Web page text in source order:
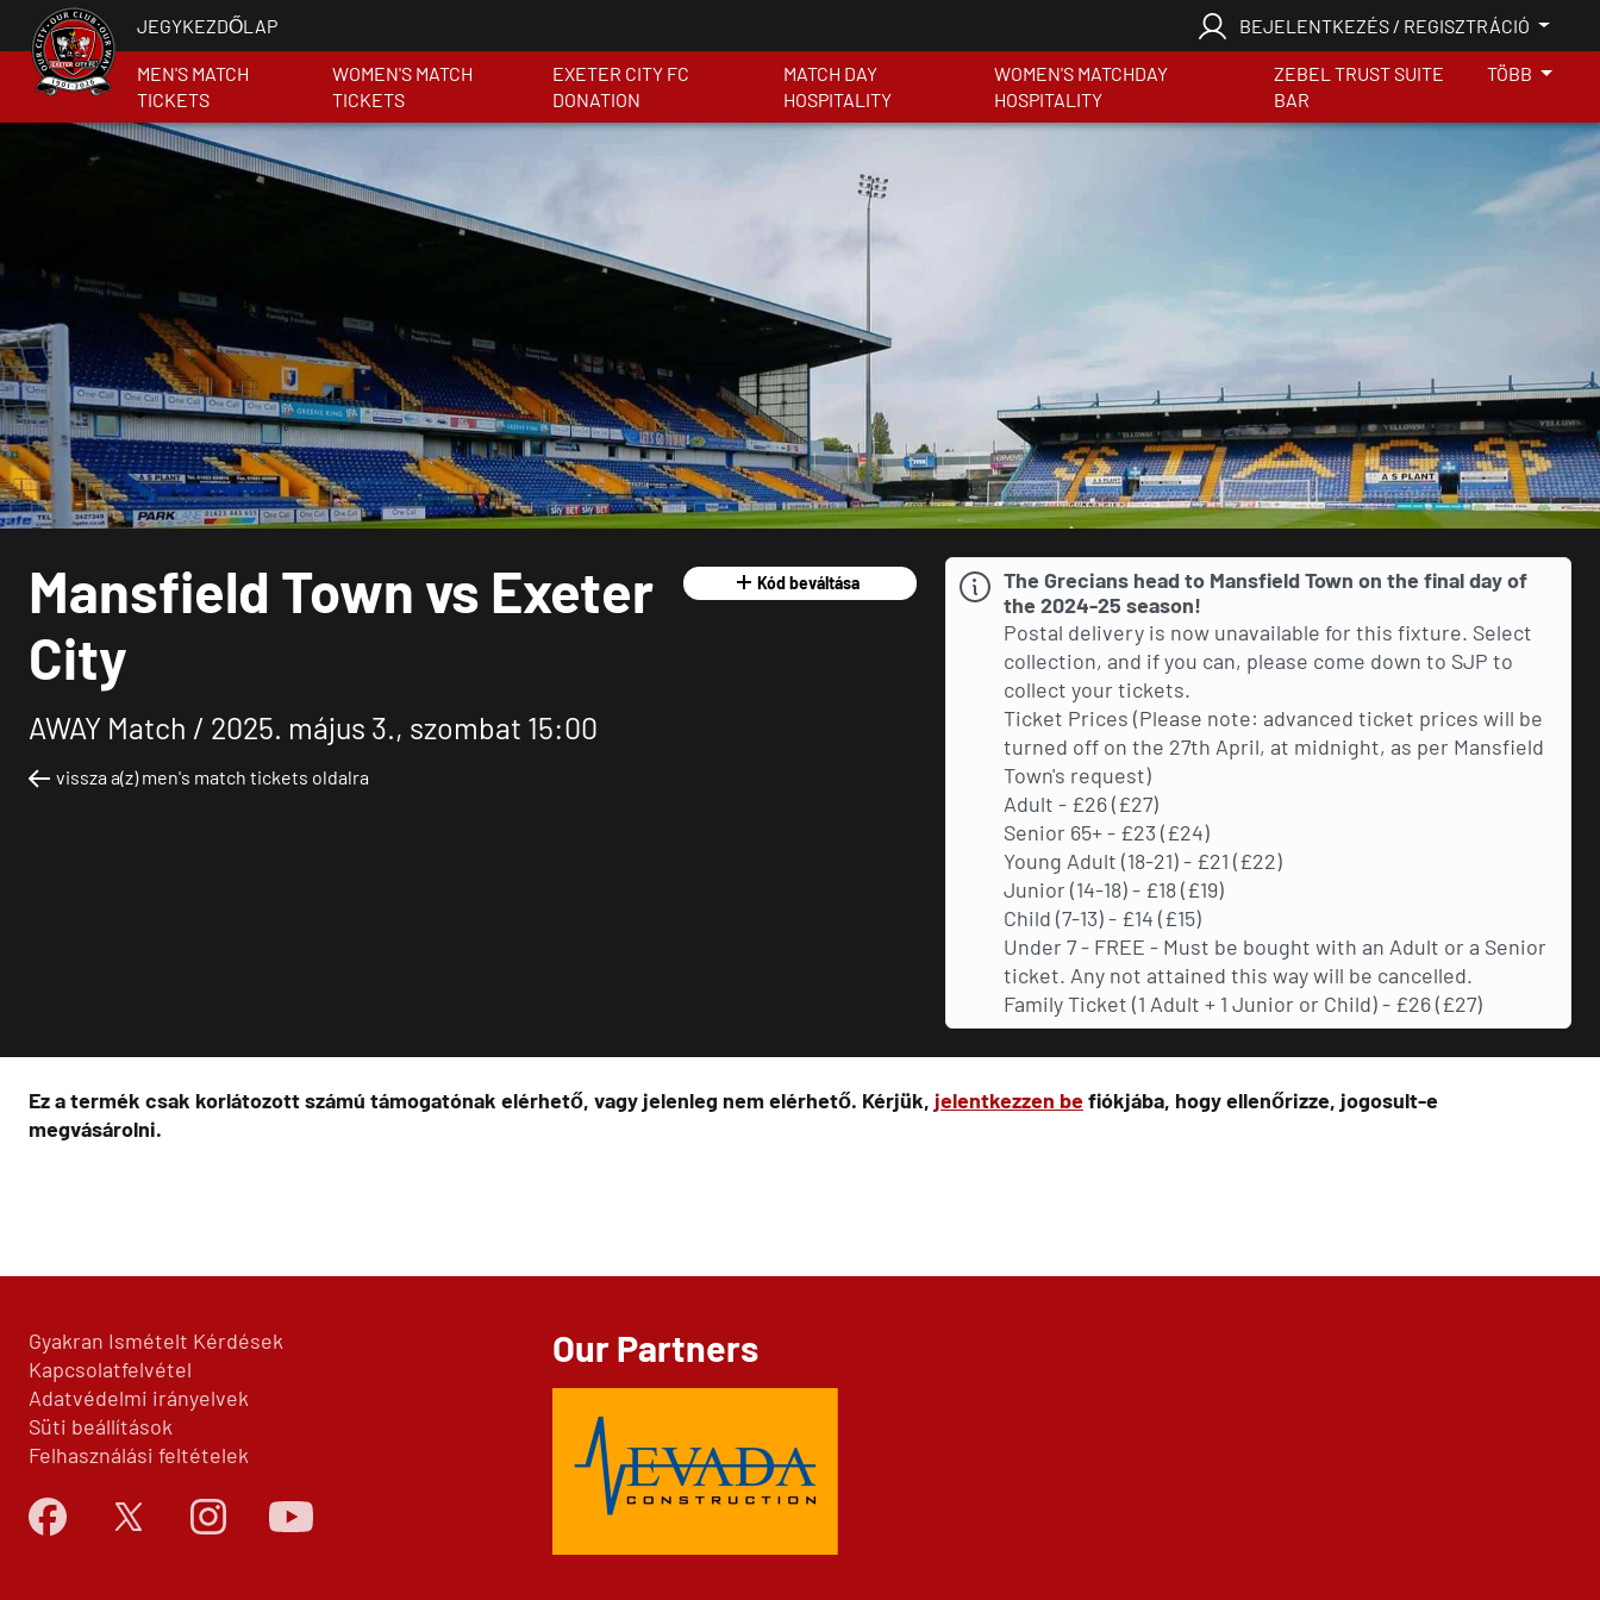
JEGYKEZDŐLAP BEJELENTKEZÉS / REGISZTRÁCIÓ
MEN'S MATCH
TICKETS
WOMEN'S MATCH
TICKETS
EXETER CITY FC
DONATION
MATCH DAY
HOSPITALITY
WOMEN'S MATCHDAY
HOSPITALITY
ZEBEL TRUST SUITE
BAR
TÖBB
Mansfield Town vs Exeter
City
AWAY Match / 2025. május 3., szombat 15:00
vissza a(z) men's match tickets oldalra
Kód beváltása
The Grecians head to Mansfield Town on the final day of
the 2024-25 season!
Postal delivery is now unavailable for this fixture. Select
collection, and if you can, please come down to SJP to
collect your tickets.
Ticket Prices (Please note: advanced ticket prices will be
turned off on the 27th April, at midnight, as per Mansfield
Town's request)
Adult - £26 (£27)
Senior 65+ - £23 (£24)
Young Adult (18-21) - £21 (£22)
Junior (14-18) - £18 (£19)
Child (7-13) - £14 (£15)
Under 7 - FREE - Must be bought with an Adult or a Senior
ticket. Any not attained this way will be cancelled.
Family Ticket (1 Adult + 1 Junior or Child) - £26 (£27)
Ez a termék csak korlátozott számú támogatónak elérhető, vagy jelenleg nem elérhető. Kérjük, jelentkezzen befiókjába, hogy ellenőrizze, jogosult-e
megvásárolni.
Gyakran Ismételt Kérdések
Kapcsolatfelvétel
Adatvédelmi irányelvek
Süti beállítások
Felhasználási feltételek
Our Partners